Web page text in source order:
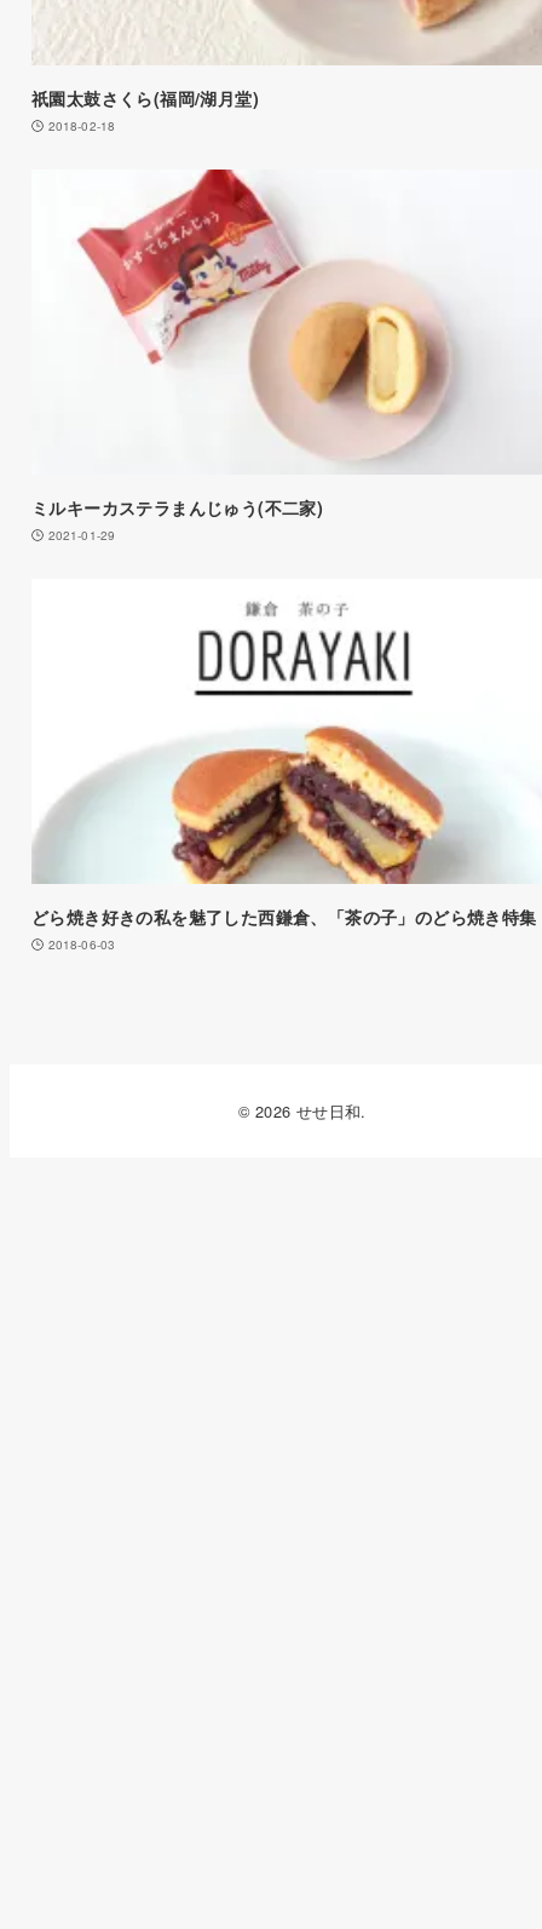
祇園太鼓さくら(福岡/湖月堂)
2018-02-18
ミルキーカステラまんじゅう(不二家)
2021-01-29
どら焼き好きの私を魅了した西鎌倉、「茶の子」のどら焼き特集
2018-06-03
© 2026 せせ日和.